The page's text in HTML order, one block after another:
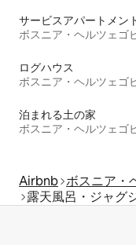
ボスニア・ヘルツェゴ
ログハウス
ボスニア・ヘルツェゴ
泊まれる土の家
ボスニア・ヘルツェゴ
Airbnb ボスニア・
露天風呂・ジャグ